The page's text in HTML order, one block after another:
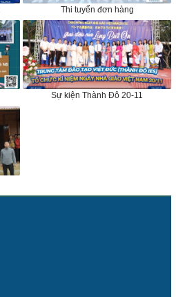
Thi tuyển đơn hàng
Sự kiện Thành Đô 20-11